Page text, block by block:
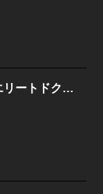
契約結婚の甘い罠～エリートドクターと恋する蜜月～